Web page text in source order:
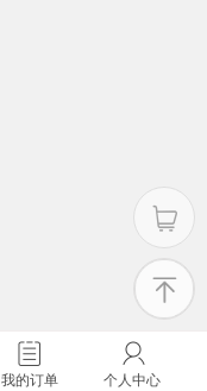
我的订单 个人中心